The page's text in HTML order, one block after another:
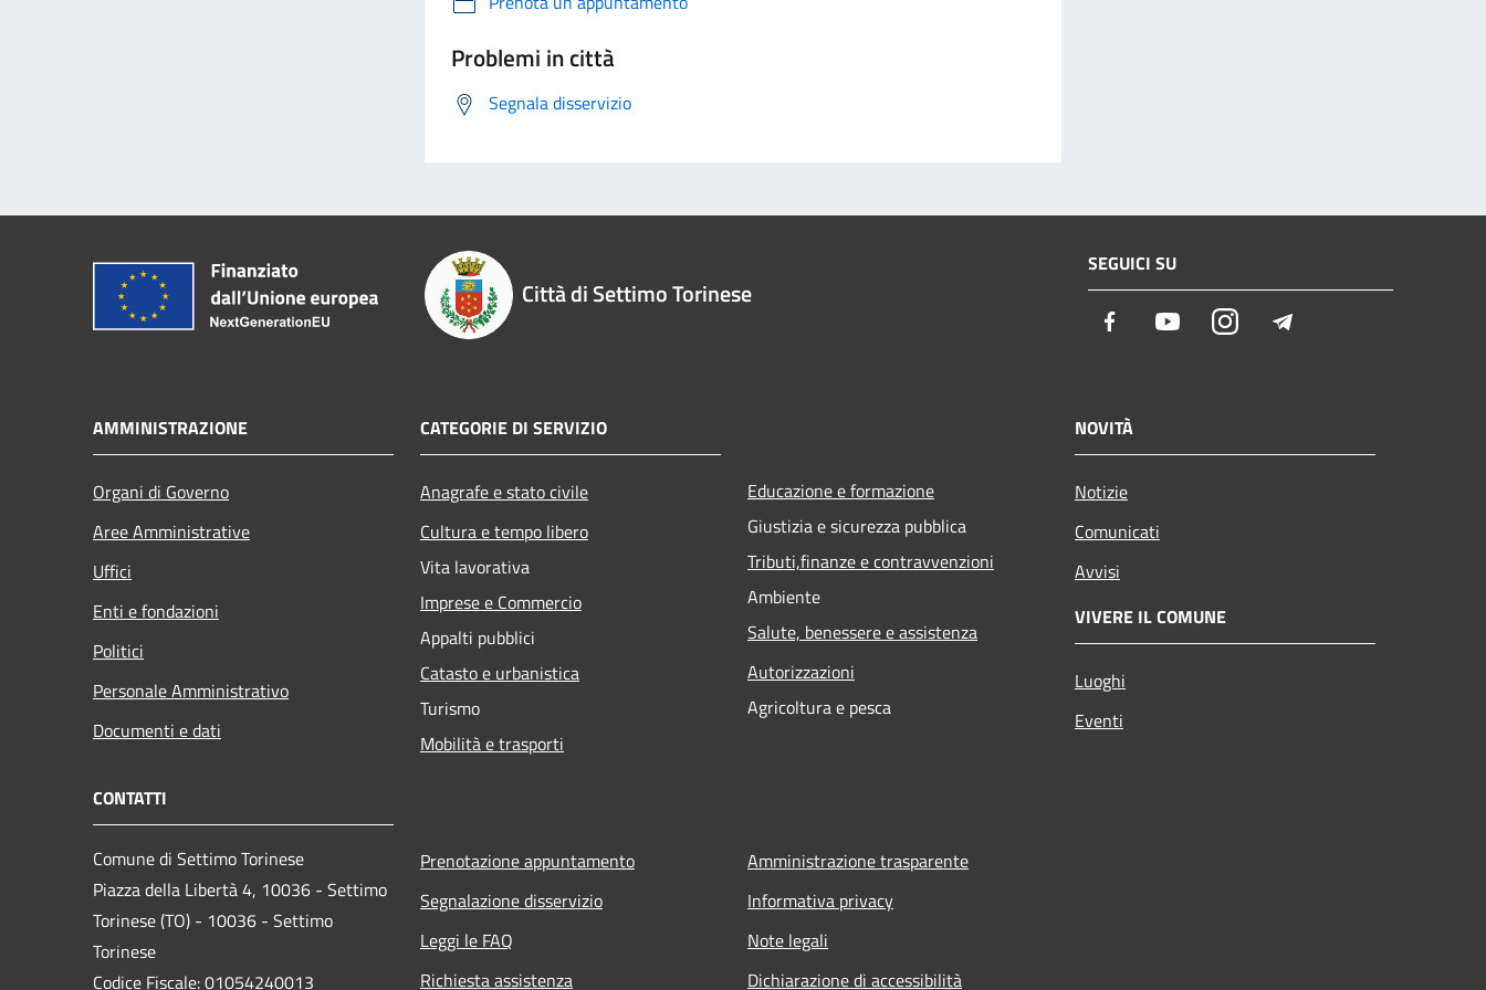
Problemi in città
Segnala disservizio
Città di Settimo Torinese
SEGUICI SU
Facebook YoutubeInstagram
AMMINISTRAZIONE
Organi di Governo
Aree Amministrative
Uffici
Enti e fondazioni
Politici
Personale Amministrativo
Documenti e dati
CATEGORIE DI SERVIZIO
Anagrafe e stato civile
Cultura e tempo libero
Vita lavorativa
Imprese e Commercio
Appalti pubblici
Catasto e urbanistica
Turismo
Mobilità e trasporti
Educazione e formazione
Giustizia e sicurezza pubblica
Tributi,finanze e contravvenzioni
Ambiente
Salute, benessere e assistenza
Autorizzazioni
Agricoltura e pesca
NOVITÀ
Notizie
Comunicati
Avvisi
VIVERE IL COMUNE
Luoghi
Eventi
CONTATTI
Comune di Settimo Torinese
Piazza della Libertà 4, 10036 - Settimo
Torinese (TO) - 10036 - Settimo
Torinese
Codice Fiscale: 01054240013
Prenotazione appuntamento
Segnalazione disservizio
Leggi le FAQ
Richiesta assistenza
Amministrazione trasparente
Informativa privacy
Note legali
Dichiarazione di accessibilità